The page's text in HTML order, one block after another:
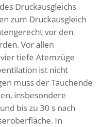
Druckausgleichs
zum Druckausgleich
vor den
Vor allen
tiefe Atemzüge
ist nicht
muss der Tauchende
insbesondere
bis zu 30 s nach
In